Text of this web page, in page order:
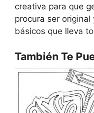
creativa para que
procura ser
básicos que lleva
También Te